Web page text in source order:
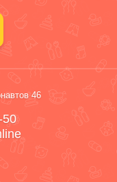
46
50